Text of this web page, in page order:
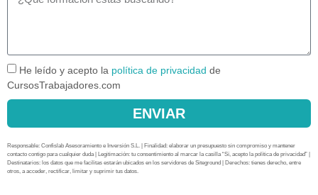
He leído y acepto la política de privacidad de
CursosTrabajadores.com
ENVIAR
Responsable: Confislab Asesoramiento e Inversión S.L. | Finalidad: elaborar un presupuesto sin compromiso y mantener
contacto contigo para cualquier duda | Legitimación: tu consentimiento al marcar la casilla “Sí, acepto la política de privacidad” |
Destinatarios: los datos que me facilitas estarán ubicados en los servidores de Siteground | Derechos: tienes derecho, entre
otros, a acceder, rectificar, limitar y suprimir tus datos.